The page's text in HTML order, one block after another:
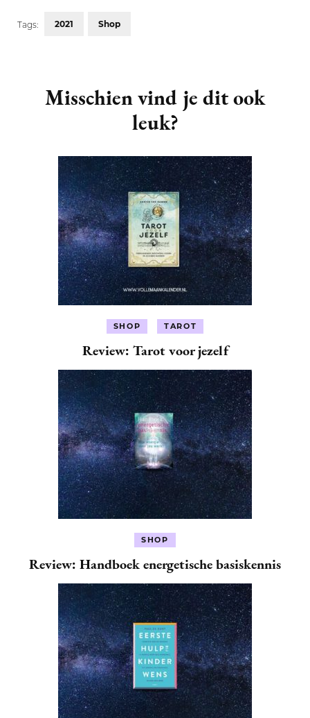
Tags: 2021 Shop
Navigation
Misschien vind je dit ook
leuk?
SHOP TAROT
Review: Tarot voor jezelf
SHOP
Review: Handboek energetische basiskennis